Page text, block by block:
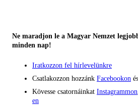
Ne maradjon le a Magyar Nemzet
minden nap!
Iratkozzon fel hírlevelünkre
Csatlakozzon hozzánk Facebookon és
Kövesse csatornáinkat Instagrammon
en